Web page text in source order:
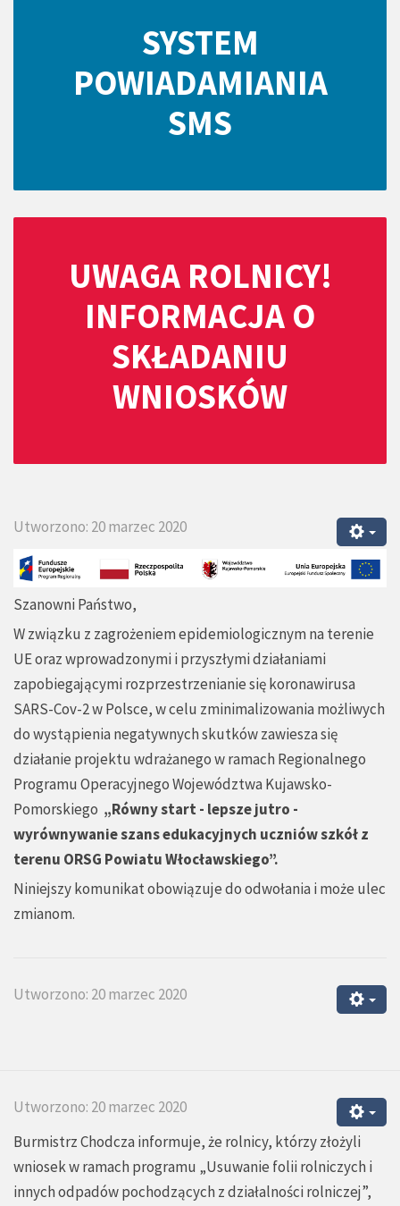
SYSTEM
POWIADAMIANIA
SMS
UWAGA ROLNICY!
INFORMACJA O
SKŁADANIU
WNIOSKÓW
Utworzono: 20 marzec 2020
Szanowni Państwo,
W związku z zagrożeniem epidemiologicznym na terenie
UE oraz wprowadzonymi i przyszłymi działaniami
zapobiegającymi rozprzestrzenianie się koronawirusa
SARS-Cov-2 w Polsce, w celu zminimalizowania możliwych
do wystąpienia negatywnych skutków zawiesza się
działanie projektu wdrażanego w ramach Regionalnego
Programu Operacyjnego Województwa Kujawsko-
Pomorskiego „Równy start - lepsze jutro -
wyrównywanie szans edukacyjnych uczniów szkół z
terenu ORSG Powiatu Włocławskiego”.
Niniejszy komunikat obowiązuje do odwołania i może ulec
zmianom.
Utworzono: 20 marzec 2020
Utworzono: 20 marzec 2020
Burmistrz Chodcza informuje, że rolnicy, którzy złożyli
wniosek w ramach programu „Usuwanie folii rolniczych i
innych odpadów pochodzących z działalności rolniczej”,